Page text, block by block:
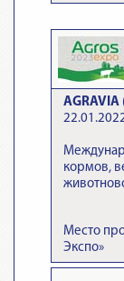
кормов,
Место
Экспо»